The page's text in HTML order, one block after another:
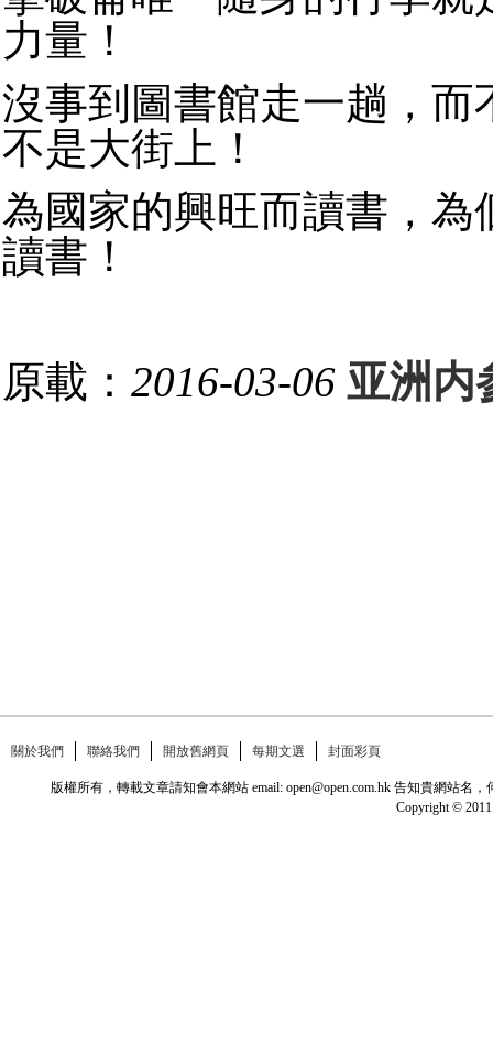
力量！
沒事到圖書館走一趟，而
不是大街上！
為國家的興旺而讀書，為
讀書！
原載： 2016-03-06 亚洲内
關於我們 聯絡我們 開放舊網頁 每期文選 封面彩頁
版權所有，轉載文章請知會本網站 email: open@open.com.hk 告知貴網站
Copyright © 2011